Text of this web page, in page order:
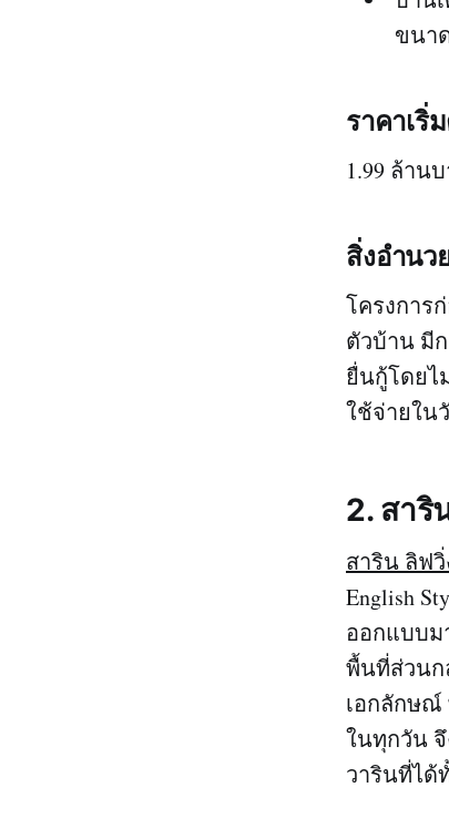
ขนา
ราคาเริ่
1.99 ล้าน
สิ่งอำนว
โครงการ
ตัวบ้าน มี
ยื่นกู้โดยไ
ใช้จ่ายใน
2. สาริ
สาริน ลิฟวิ่
English
ออกแบบม
พื้นที่ส่วนก
เอกลักษณ์
ในทุกวัน
วารินที่ได้